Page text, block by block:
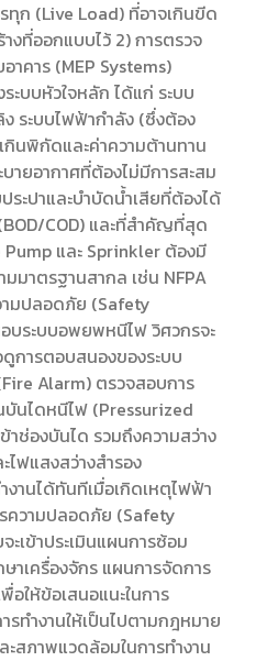
ทุก (Live Load) ที่อาจเกินขีด
งที่ออกแบบไว้ 2) การตรวจ
าคาร (MEP Systems)
ระบบหัวใจหลัก ได้แก่ ระบบ
ระบบไฟฟ้ากำลัง (ซึ่งต้อง
กินพิกัดและค่าความต้านทาน
ายอากาศที่ต้องไม่มีการสะสม
ระปาและบำบัดน้ำเสียที่ต้องได้
COD) และที่สำคัญที่สุด
และ Sprinkler ต้องมี
มาตรฐานสากล เช่น NFPA
ามปลอดภัย (Safety
บระบบอพยพหนีไฟ วิศวกรจะ
การตอบสนองของระบบ
Alarm) ตรวจสอบการ
นไดหนีไฟ (Pressurized
าช่องบันได รวมถึงความสว่าง
ไฟแสงสว่างสำรอง
านได้ทันทีเมื่อเกิดเหตุไฟฟ้า
ความปลอดภัย (Safety
เข้าประเมินแผนการซ้อม
าเครื่องจักร แผนการจัดการ
อให้ข้อเสนอแนะในการ
รทำงานให้เป็นไปตามกฎหมาย
สภาพแวดล้อมในการทำงาน